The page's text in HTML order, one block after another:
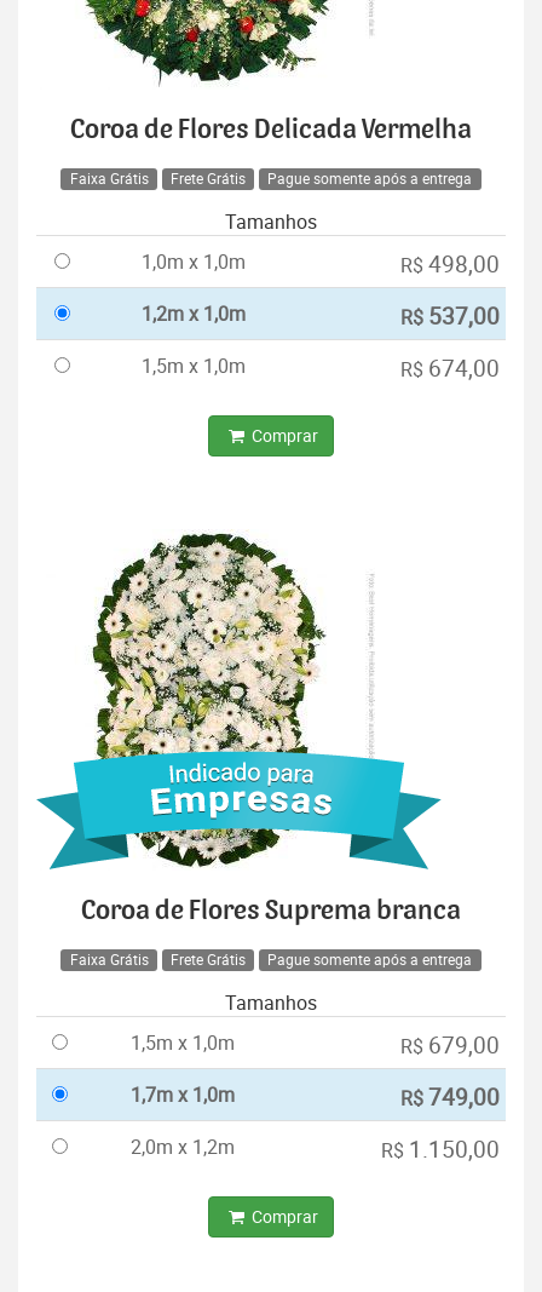
Coroa de Flores Delicada Vermelha
Faixa Grátis Frete Grátis Pague somente após a entrega
Tamanhos
1,0m x 1,0m
R$ 498,00
1,2m x 1,0m R$ 537,00
1,5m x 1,0m R$ 674,00
Comprar
Coroa de Flores Suprema branca
Faixa Grátis Frete Grátis Pague somente após a entrega
Tamanhos
1,5m x 1,0m
R$ 679,00
1,7m x 1,0m R$749,00
2,0m x 1,2m R$ 1.150,00
Comprar